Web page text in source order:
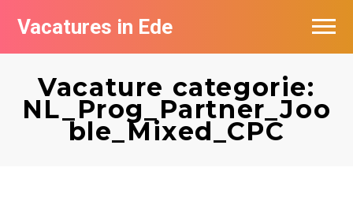
Vacatures in Ede
Vacature categorie:
NL_Prog_Partner_Joo
ble_Mixed_CPC
Vacatures bij bedrijven in Ede